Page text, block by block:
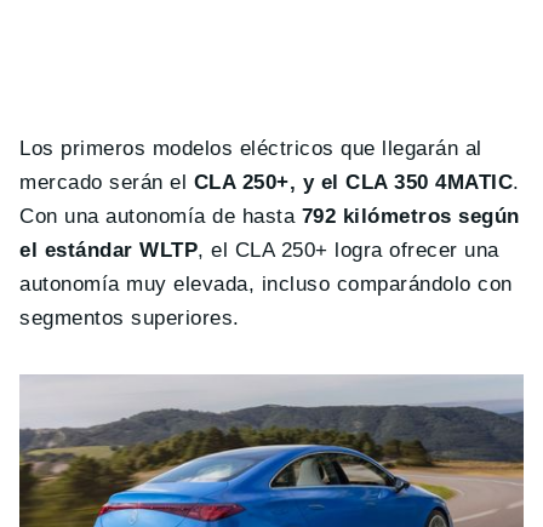
Los primeros modelos eléctricos que llegarán al
mercado serán el CLA 250+, y el CLA 350 4MATIC.
Con una autonomía de hasta 792 kilómetros según
el estándar WLTP, el CLA 250+ logra ofrecer una
autonomía muy elevada, incluso comparándolo con
segmentos superiores.